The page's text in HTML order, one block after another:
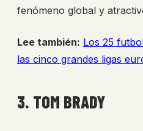
fenómeno global y
Lee también: Los 25
las cinco grandes ligas
3. TOM BRADY